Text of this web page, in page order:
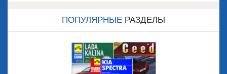
ПОПУЛЯРНЫЕ РАЗДЕЛЫ